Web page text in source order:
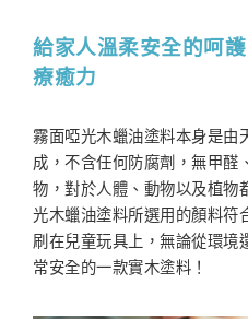
給家人溫柔安全的呵
療癒力
霧面啞光木蠟油塗料本身是由
成，不含任何防腐劑，無甲醛
物，對於人體、動物以及植物
光木蠟油塗料所選用的顏料符
刷在兒童玩具上，無論從環境
常安全的一款實木塗料！